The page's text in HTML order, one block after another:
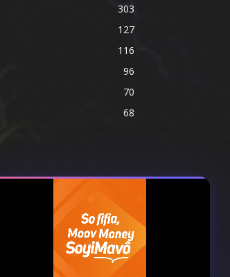
303
127
116
96
70
68